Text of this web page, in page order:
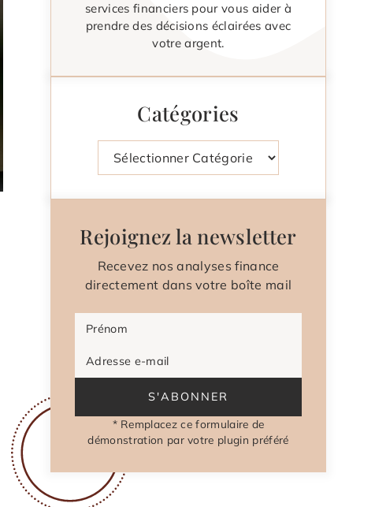
services financiers pour vous aider à
prendre des décisions éclairées avec
votre argent.
Catégories
Catégories
Rejoignez la newsletter
Recevez nos analyses finance
directement dans votre boîte mail
Prénom
Adresse e-mail
S'ABONNER
* Remplacez ce formulaire de
démonstration par votre plugin préféré